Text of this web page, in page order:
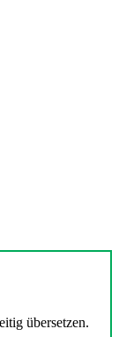
übersetzen.